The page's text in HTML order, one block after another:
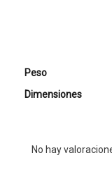
Peso
Dimensiones
No hay